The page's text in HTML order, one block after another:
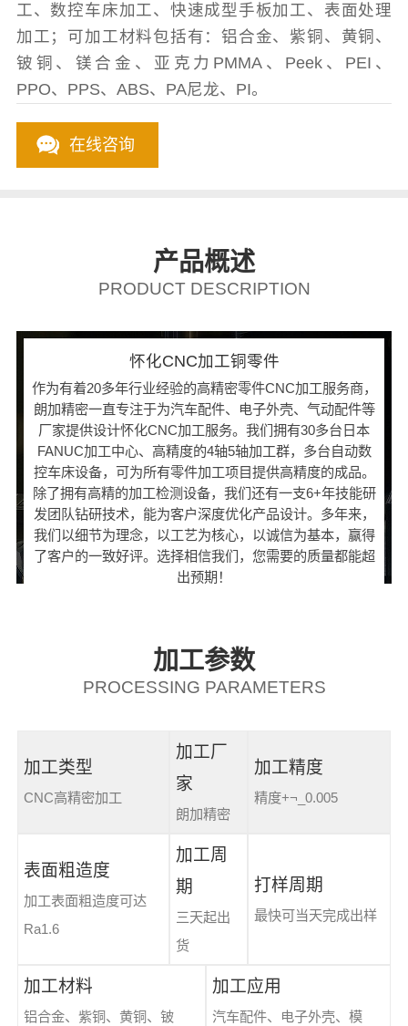
工、数控车床加工、快速成型手板加工、表面处理
加工；可加工材料包括有：铝合金、紫铜、黄铜、
铍铜、镁合金、亚克力PMMA、Peek、PEI、
PPO、PPS、ABS、PA尼龙、PI。
在线咨询
产品概述
PRODUCT DESCRIPTION
怀化CNC加工铜零件
作为有着20多年行业经验的高精密零件CNC加工服务商，
朗加精密一直专注于为汽车配件、电子外壳、气动配件等
厂家提供设计怀化CNC加工服务。我们拥有30多台日本
FANUC加工中心、高精度的4轴5轴加工群，多台自动数
控车床设备，可为所有零件加工项目提供高精度的成品。
除了拥有高精的加工检测设备，我们还有一支6+年技能研
发团队钻研技术，能为客户深度优化产品设计。多年来，
我们以细节为理念，以工艺为核心，以诚信为基本，赢得
了客户的一致好评。选择相信我们，您需要的质量都能超
出预期！
加工参数
PROCESSING PARAMETERS
加工类型
CNC高精密加工
加工厂
家
朗加精密
加工精度
精度+¬_0.005
表面粗造度
加工表面粗造度可达
Ra1.6
加工周
期
三天起出
货
打样周期
最快可当天完成出样
加工材料
铝合金、紫铜、黄铜、铍
加工应用
汽车配件、电子外壳、模